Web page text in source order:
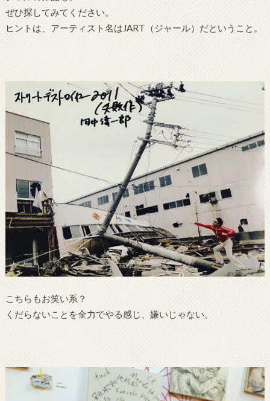
ぜひ探してみてください。
ヒントは、アーティスト名はJART（ジャール）だということ。
こちらもお笑い系？
くだらないことを全力でやる感じ、嫌いじゃない。